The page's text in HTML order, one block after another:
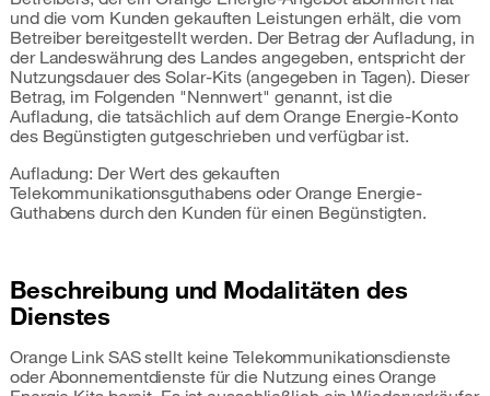
und die vom Kunden gekauften Leistungen erhält, die vom
Betreiber bereitgestellt werden. Der Betrag der Aufladung, in
der Landeswährung des Landes angegeben, entspricht der
Nutzungsdauer des Solar-Kits (angegeben in Tagen). Dieser
Betrag, im Folgenden "Nennwert" genannt, ist die
Aufladung, die tatsächlich auf dem Orange Energie-Konto
des Begünstigten gutgeschrieben und verfügbar ist.
Aufladung: Der Wert des gekauften
Telekommunikationsguthabens oder Orange Energie-
Guthabens durch den Kunden für einen Begünstigten.
Beschreibung und Modalitäten des
Dienstes
Orange Link SAS stellt keine Telekommunikationsdienste
oder Abonnementdienste für die Nutzung eines Orange